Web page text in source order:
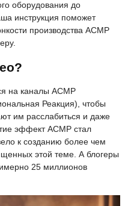
оборудования до
инструкция поможет
производства АСМР
на каналы АСМР
Реакция), чтобы
им расслабиться и даже
эффект АСМР стал
к созданию более чем
этой теме. А блогеры
25 миллионов